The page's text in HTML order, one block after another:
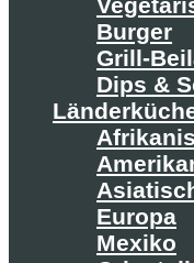
Burger
Grill-
Dips &
Europa
Mexiko